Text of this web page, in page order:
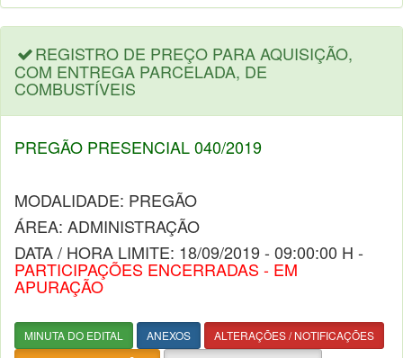
REGISTRO DE PREÇO PARA AQUISIÇÃO,
COM ENTREGA PARCELADA, DE
COMBUSTÍVEIS
PREGÃO PRESENCIAL 040/2019
MODALIDADE: PREGÃO
ÁREA: ADMINISTRAÇÃO
DATA / HORA LIMITE: 18/09/2019 - 09:00:00 H -
PARTICIPAÇÕES ENCERRADAS - EM
APURAÇÃO
MINUTA DO EDITAL ANEXOS
ALTERAÇÕES / NOTIFICAÇÕES